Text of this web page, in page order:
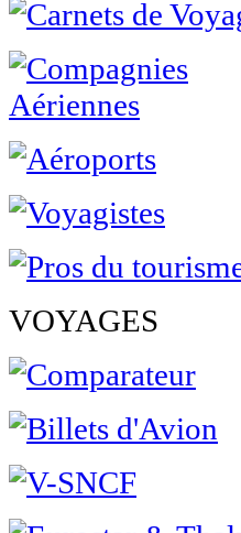
VOYAGES